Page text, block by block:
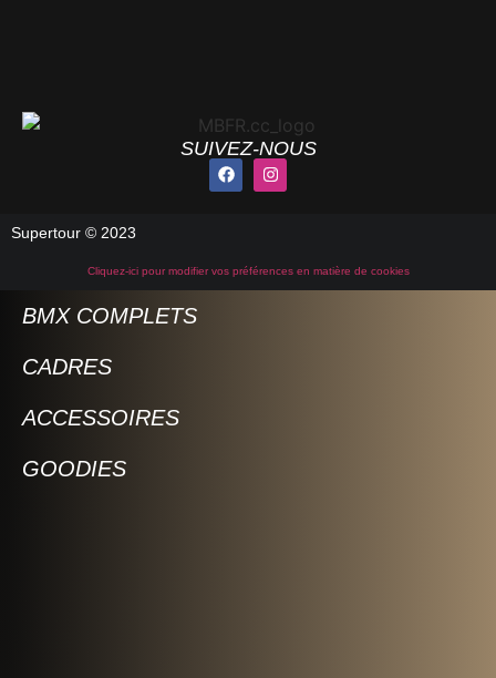
SUIVEZ-NOUS
Supertour © 2023
Cliquez-ici pour modifier vos préférences en matière de cookies
BMX COMPLETS
CADRES
ACCESSOIRES
GOODIES